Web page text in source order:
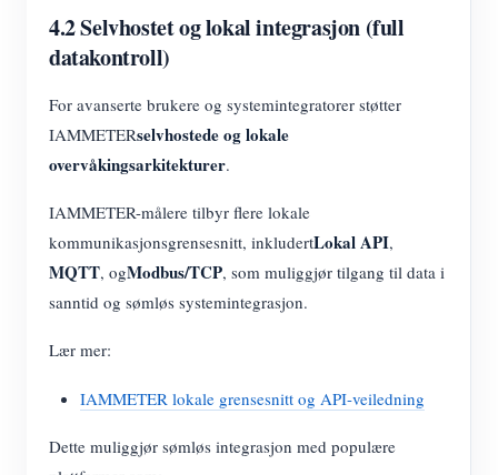
4.2 Selvhostet og lokal integrasjon (full
datakontroll)
For avanserte brukere og systemintegratorer støtter
IAMMETERselvhostede og lokale
overvåkingsarkitekturer.
IAMMETER-målere tilbyr flere lokale
kommunikasjonsgrensesnitt, inkludertLokal API,
MQTT, ogModbus/TCP, som muliggjør tilgang til data i
sanntid og sømløs systemintegrasjon.
Lær mer:
IAMMETER lokale grensesnitt og API-veiledning
Dette muliggjør sømløs integrasjon med populære